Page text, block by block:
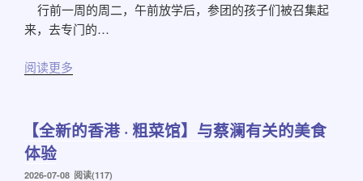
行前一周的周二，午前放学后，参团的孩子们被召集起
来，去专门的…
阅读更多
【全新的香港 · 粗菜馆】与蔡澜有关的美食
体验
发
2026-07-08 阅读(117)